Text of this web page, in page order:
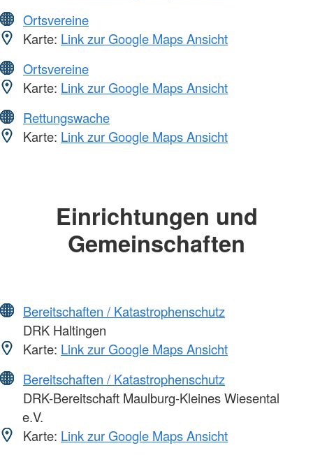
Ortsvereine
Karte: Link zur Google Maps Ansicht
Ortsvereine
Karte: Link zur Google Maps Ansicht
Rettungswache
Karte: Link zur Google Maps Ansicht
Einrichtungen und
Gemeinschaften
Bereitschaften / Katastrophenschutz
DRK Haltingen
Karte: Link zur Google Maps Ansicht
Bereitschaften / Katastrophenschutz
DRK-Bereitschaft Maulburg-Kleines Wiesental
e.V.
Karte: Link zur Google Maps Ansicht